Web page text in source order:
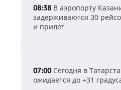
08:38 В аэропорту
задерживаются 30
и прилет
07:00Сегодня в
ожидается до +31